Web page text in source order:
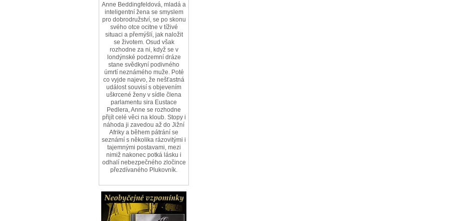
Anne Beddingfeldová, mladá a
inteligentní žena se smyslem
pro dobrodružství, se po skonu
svého otce ocitne v tíživé
situaci a přemýšlí, jak naložit
se životem. Osud však
rozhodne za ni, když se v
londýnské podzemní dráze
stane svědkyní podivného
úmrtí neznámého muže. Poté
co vyjde najevo, že nešťastná
událost souvisí s objevením
uškrcené ženy v sídle člena
parlamentu sira Eustace
Pedlera, Anne se rozhodne
přijít celé věci na kloub. Stopy i
náhoda ji zavedou až do Jižní
Afriky a během pátrání se
seznámí s několika rázovitými i
tajemnými postavami, mezi
nimiž nakonec potká lásku i
odhalí nebezpečného zločince
přezdívaného Plukovník.